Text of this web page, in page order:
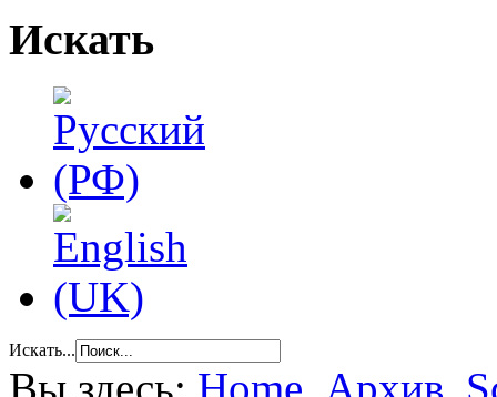
Искать
Искать...
Вы здесь: Home Архив